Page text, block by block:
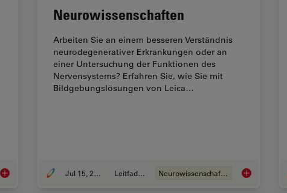
Integrated Serial Sectioning and Cryo-EM Workflows for 3D Biological Imaging
Neurowissenschaften
Arbeiten Sie an einem besseren Verständnis
neurodegenerativer Erkrankungen oder an
einer Untersuchung der Funktionen des
Nervensystems? Erfahren Sie, wie Sie mit
Bildgebungslösungen von Leica…
Jul 15, 2025 Leitfaden Neurowissenschaften